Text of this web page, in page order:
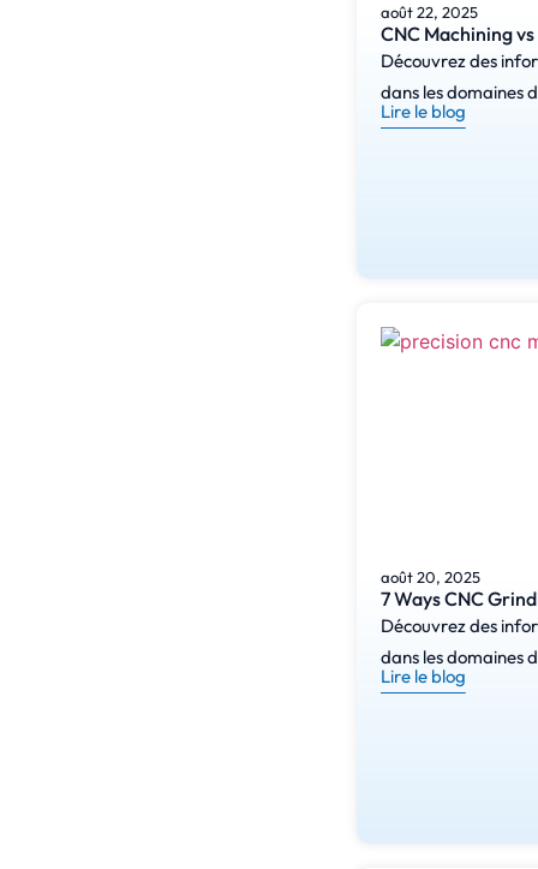
août 22, 2025
CNC Machining
Découvrez des
dans les domaines
Lire le blog
août 20, 2025
7 Ways CNC
Découvrez des
dans les domaines
Lire le blog